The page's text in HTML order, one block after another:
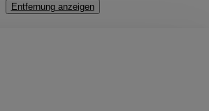
Entfernung anzeigen